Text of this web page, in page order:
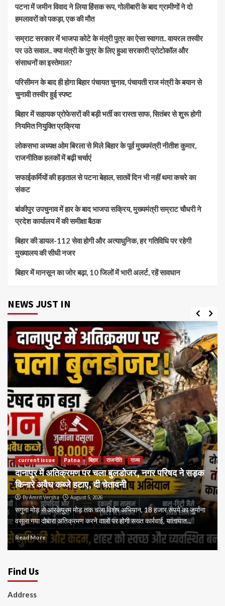
पटना में जमीन विवाद ने लिया हिंसक रूप, गोलीबारी के बाद ग्रामीणों ने दो
हमलावरों को पकड़ा, एक की मौत
सम्राट सरकार में भाजपा कोटे के मंत्री पुत्र का ऐसा स्वागत.. वायरल तस्वीर
पर उठे सवाल.. क्या मंत्री के पुत्र के लिए हुआ सरकारी प्रोटोकॉल और
संसाधनों का इस्तेमाल?
परिसीमन के बाद ही होगा बिहार पंचायत चुनाव, पंचायती राज मंत्री के बयान से
चुनावी तस्वीर हुई स्पष्ट
बिहार में सहायक प्रोफेसरों की बड़ी भर्ती का रास्ता साफ, सितंबर से शुरू होगी
नियमित नियुक्ति प्रक्रिया
लोकसभा अध्यक्ष ओम बिरला से मिले बिहार के पूर्व मुख्यमंत्री नीतीश कुमार,
राजनीतिक हलकों में बढ़ी चर्चाएं
सफाईकर्मियों की हड़ताल से पटना बेहाल, सातवें दिन भी नहीं थमा कचरे का
संकट
बांकीपुर उपचुनाव में हार के बाद भाजपा सक्रिय, मुख्यमंत्री सम्राट चौधरी ने
प्रदेश कार्यालय में की समीक्षा बैठक
बिहार की डायल-112 सेवा होगी और अत्याधुनिक, हर गतिविधि पर रहेगी
मुख्यालय की सीधी नजर
बिहार में मानसून का जोर बढ़ा, 10 जिलों में भारी अलर्ट, रहें सावधान
NEWS JUST IN
current issue Patna बिहार राजनीति राज्य
दानापुर में अतिक्रमण पर चला बुलडोजर, नगर परिषद ने सड़क
किनारे अवैध कब्जे हटाए, दी चेतावनी
By Amrit Versha August 5, 2026
सगुना मोड़ से आरकेपुरम मोड़ तक चला विशेष अभियान, 18 हजार रुपये का जुर्माना
वसूला गया दोबारा अतिक्रमण करने वालों पर होगी सख्त कार्रवाई, यातायात...
Read More
Find Us
Address